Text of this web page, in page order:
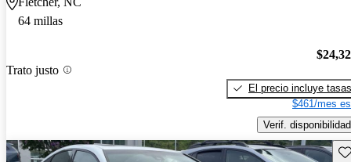
64 millas
Trato justo
El precio incluye tasas
$461/mes
Verif. disponibilidad